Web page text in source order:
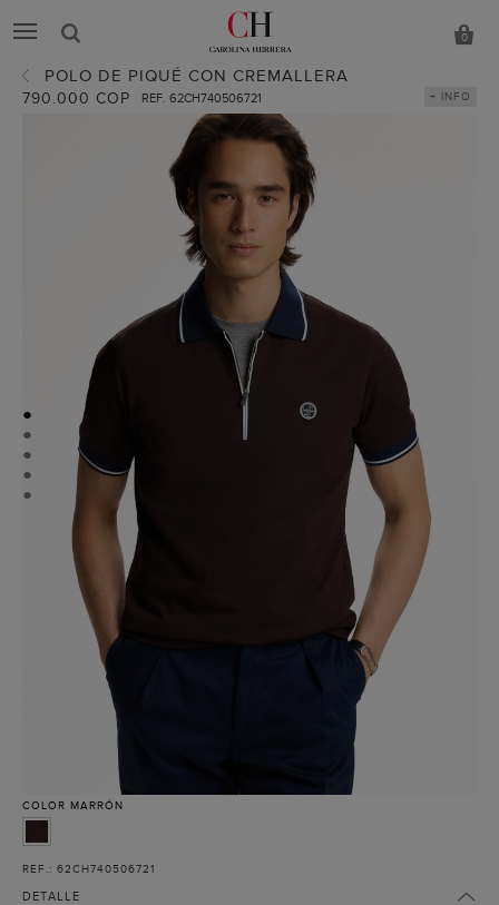
0
POLO DE PIQUÉ CON CREMALLERA
790.000 COP REF. 62CH740506721 + INFO
●
●
●
●
●
COLOR MARRÓN
REF.: 62CH740506721
DETALLE